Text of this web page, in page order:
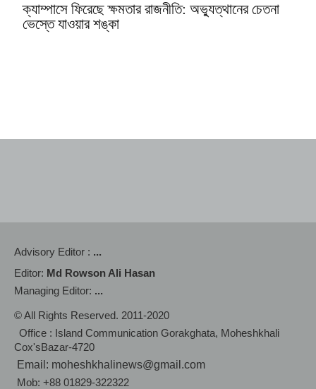
ক্যাম্পাসে ফিরেছে ক্ষমতার রাজনীতি: অভ্যুত্থানের চেতনা
ভেস্তে যাওয়ার শঙ্কা
Advisory Editor : ...
Editor: Md Rowson Ali Hasan
Managing Editor: ...
© All Rights Reserved. 2011-2020
Office : Island Communication Gorakghata, Moheshkhali
Cox'sBazar-4720
Email: moheshkhalinews@gmail.com
Mob: +88 01829-322322